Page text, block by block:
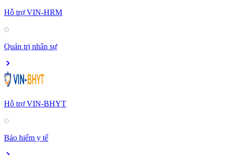
Hỗ trợ VIN-HRM
Quản trị nhân sự
Hỗ trợ VIN-BHYT
Bảo hiểm y tế